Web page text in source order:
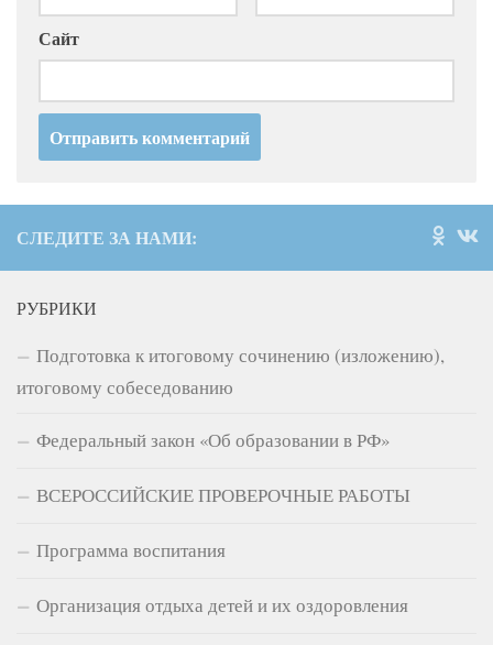
Сайт
СЛЕДИТЕ ЗА НАМИ:
РУБРИКИ
Подготовка к итоговому сочинению (изложению),
итоговому собеседованию
Федеральный закон «Об образовании в РФ»
ВСЕРОССИЙСКИЕ ПРОВЕРОЧНЫЕ РАБОТЫ
Программа воспитания
Организация отдыха детей и их оздоровления